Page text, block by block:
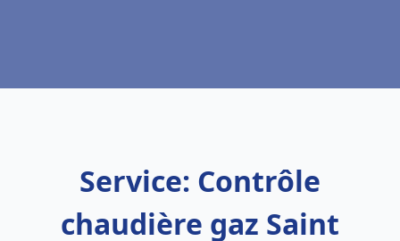
Service: Contrôle
chaudière gaz Saint